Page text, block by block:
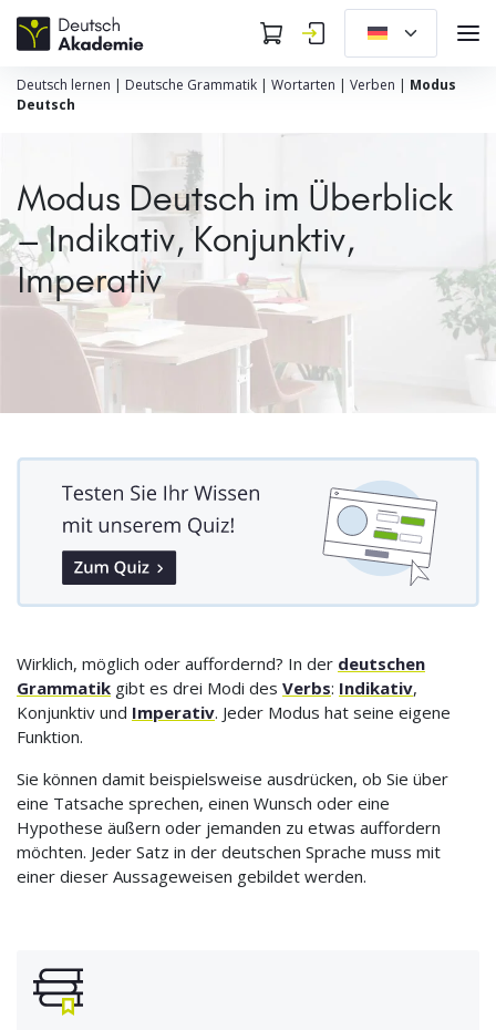
Deutsch lernen | Deutsche Grammatik | Wortarten | Verben | Modus
Deutsch
Modus Deutsch im Überblick
– Indikativ, Konjunktiv,
Imperativ
Wirklich, möglich oder auffordernd? In der deutschen
Grammatik gibt es drei Modi des Verbs: Indikativ,
Konjunktiv und Imperativ. Jeder Modus hat seine eigene
Funktion.
Sie können damit beispielsweise ausdrücken, ob Sie über
eine Tatsache sprechen, einen Wunsch oder eine
Hypothese äußern oder jemanden zu etwas auffordern
möchten. Jeder Satz in der deutschen Sprache muss mit
einer dieser Aussageweisen gebildet werden.